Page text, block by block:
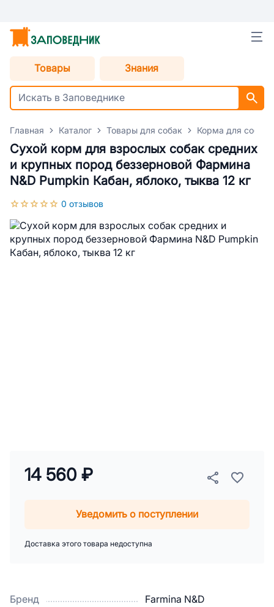
Товары Знания
Главная Каталог Товары для собак Корма для собак
Сухой корм для взрослых собак средних
и крупных пород беззерновой Фармина
N&D Pumpkin Кабан, яблоко, тыква 12 кг
0 отзывов
Бренд
Farmina N&D
14 560 ₽
Уведомить о поступлении
Доставка этого товара недоступна